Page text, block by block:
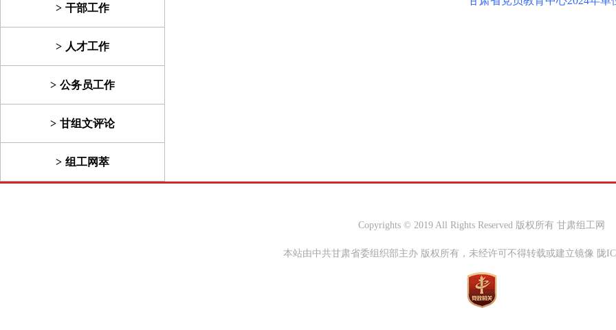
干部工作
人才工作
公务员工作
甘组文评论
组工网萃
Copyrights © 2019 All Rights Reserved 版权所有 甘肃组工网
本站由中共甘肃省委组织部主办 版权所有，未经许可不得转载或建立镜像 陇